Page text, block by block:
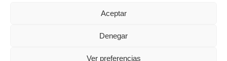
Aceptar
Denegar
Ver preferencias
Instituto Canario de Calidad Agroalimentaria